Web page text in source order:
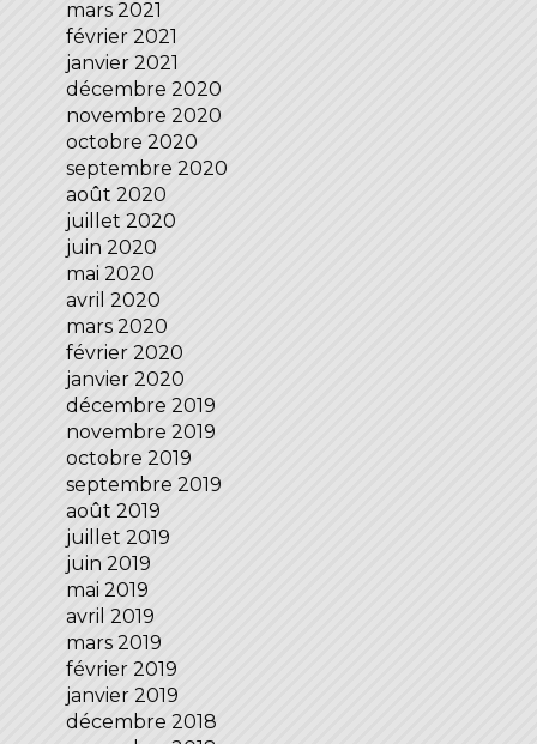
mars 2021
février 2021
janvier 2021
décembre 2020
novembre 2020
octobre 2020
septembre 2020
août 2020
juillet 2020
juin 2020
mai 2020
avril 2020
mars 2020
février 2020
janvier 2020
décembre 2019
novembre 2019
octobre 2019
septembre 2019
août 2019
juillet 2019
juin 2019
mai 2019
avril 2019
mars 2019
février 2019
janvier 2019
décembre 2018